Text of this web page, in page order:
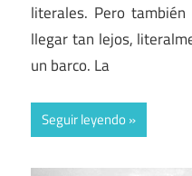
literales. Pero
llegar tan lejos,
un barco. La
Seguir leyendo